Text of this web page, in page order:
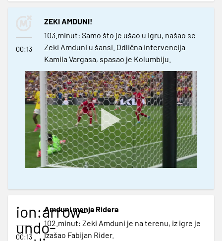
00:13
ZEKI AMDUNI!
103.minut: Samo što je ušao u igru, našao se
Zeki Amduni u šansi. Odlična intervencija
Kamila Vargasa, spasao je Kolumbiju.
ion:arrow-
undo-
00:13
Amduni menja Ridera
102.minut: Zeki Amduni je na terenu, iz igre je
izašao Fabijan Rider.